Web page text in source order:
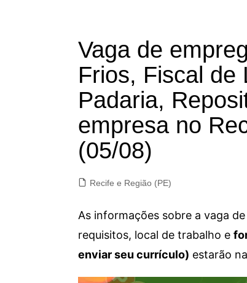
Vaga de
Frios, Fiscal de
Padaria,
empresa no
(05/08)
Recife e Região (PE)
As informações sobre a vaga
requisitos, local de trabalho e
enviar seu currículo) estarão